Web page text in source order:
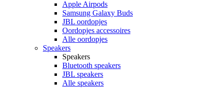
Apple Airpods
Samsung Galaxy Buds
JBL oordopjes
Oordopjes accessoires
Alle oordopjes
Speakers
Speakers
Bluetooth speakers
JBL speakers
Alle speakers